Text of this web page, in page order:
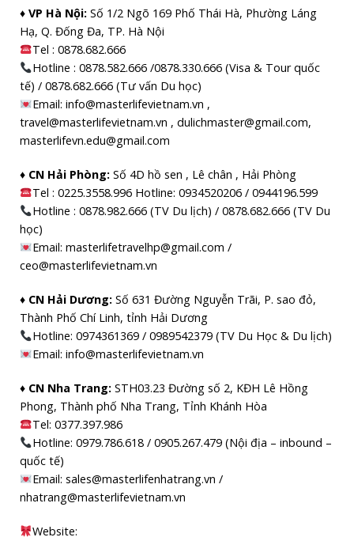
♦ VP Hà Nội: Số 1/2 Ngõ 169 Phố Thái Hà, Phường Láng
Hạ, Q. Đống Đa, TP. Hà Nội
Tel :0878.682.666
Hotline : 0878.582.666 /0878.330.666 (Visa & Tour quốc
tế) / 0878.682.666 (Tư vấn Du học)
Email: info@masterlifevietnam.vn ,
travel@masterlifevietnam.vn , dulichmaster@gmail.com,
masterlifevn.edu@gmail.com
♦ CN Hải Phòng: Số 4D hồ sen , Lê chân , Hải Phòng
Tel : 0225.3558.996 Hotline: 0934520206 / 0944196.599
Hotline : 0878.982.666 (TV Du lịch) / 0878.682.666 (TV Du
học)
Email: masterlifetravelhp@gmail.com /
ceo@masterlifevietnam.vn
♦ CN Hải Dương: Số 631 Đường Nguyễn Trãi, P. sao đỏ,
Thành Phố Chí Linh, tỉnh Hải Dương
Hotline: 0974361369 / 0989542379 (TV Du Học & Du lịch)
Email: info@masterlifevietnam.vn
♦ CN Nha Trang: STH03.23 Đường số 2, KĐH Lê Hồng
Phong, Thành phố Nha Trang, Tỉnh Khánh Hòa
Tel: 0377.397.986
Hotline: 0979.786.618 / 0905.267.479 (Nội địa – inbound –
quốc tế)
Email: sales@masterlifenhatrang.vn /
nhatrang@masterlifevietnam.vn
Website: